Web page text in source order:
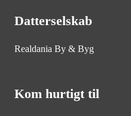
Datterselskab
Realdania By & Byg
Kom hurtigt til